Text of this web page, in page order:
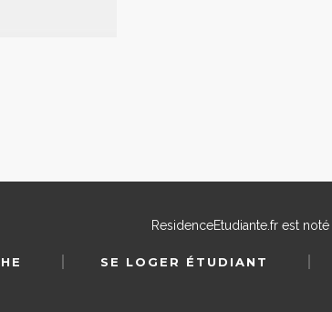
ResidenceEtudiante.frest noté
SE LOGER ÉTUDIANT